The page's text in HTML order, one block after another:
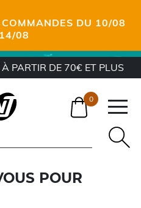
DU 10/08
08
PARTIR DE 70€ ET PLUS
0
POUR